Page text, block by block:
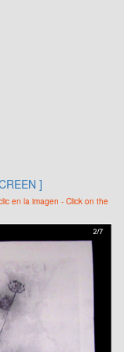
]
en la imagen - Click on the